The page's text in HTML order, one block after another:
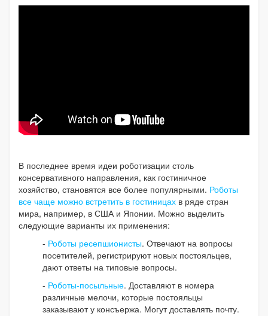
В последнее время идеи роботизации столь
консервативного направления, как гостиничное
хозяйство, становятся все более популярными. Роботы
все чаще можно встретить в гостиницах в ряде стран
мира, например, в США и Японии. Можно выделить
следующие варианты их применения:
- Роботы ресепшионисты. Отвечают на вопросы
посетителей, регистрируют новых постояльцев,
дают ответы на типовые вопросы.
- Роботы-посыльные. Доставляют в номера
различные мелочи, которые постояльцы
заказывают у консъержа. Могут доставлять почту.